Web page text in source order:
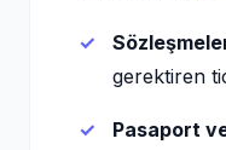
gerektiren
Pasaport